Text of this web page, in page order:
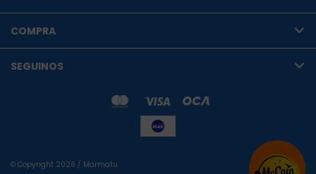
COMPRA
SEGUINOS
© Copyright 2026 / Marmatu